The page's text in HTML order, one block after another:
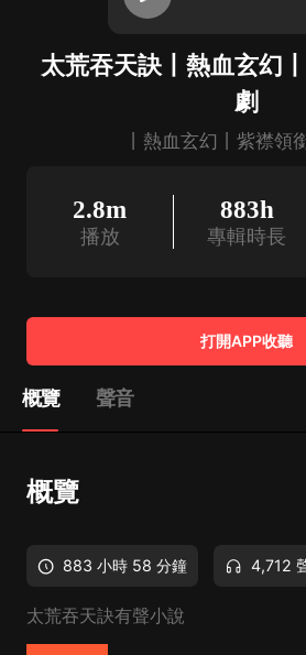
太荒吞天訣丨熱血玄幻
劇
丨熱血玄幻丨紫襟領
2.8m
播放
883h
專輯時長
打開APP收聽
概覽 聲音
概覽
883 小時 58 分鐘 4,712
太荒吞天訣有聲小說